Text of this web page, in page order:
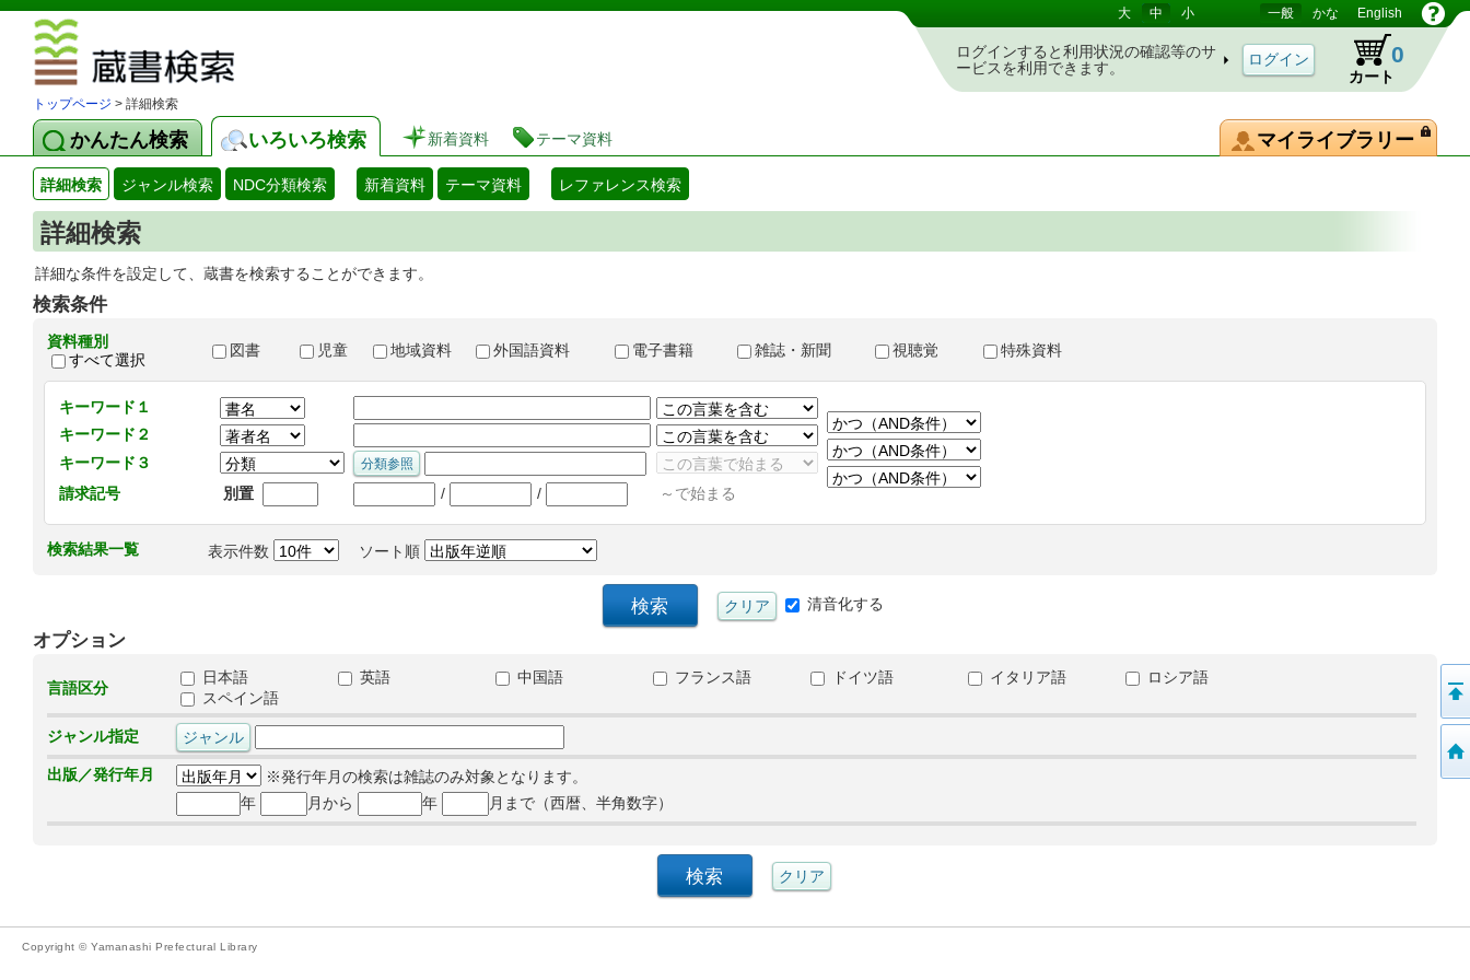
大 中 小 一般 かな English
ログインすると利用状況の確認等のサ
ービスを利用できます。
カート
0
トップページ > 詳細検索
かんたん検索 いろいろ検索 新着資料 テーマ資料 マイライブラリー
詳細検索 ジャンル検索 NDC分類検索 新着資料 テーマ資料 レファレンス検索
詳細検索
詳細な条件を設定して、蔵書を検索することができます。
検索条件
資料種別
すべて選択
図書 児童 地域資料 外国語資料 電子書籍 雑誌・新聞 視聴覚 特殊資料
キーワード１
キーワード２
キーワード３
請求記号
別置 / / ～で始まる
検索結果一覧 表示件数 ソート順
清音化する
オプション
言語区分
日本語 英語 中国語 フランス語 ドイツ語 イタリア語
ロシア語
スペイン語
ジャンル指定
出版／発行年月
※発行年月の検索は雑誌のみ対象となります。
年
月から 年 月まで（西暦、半角数字）
Copyright © Yamanashi Prefectural Library